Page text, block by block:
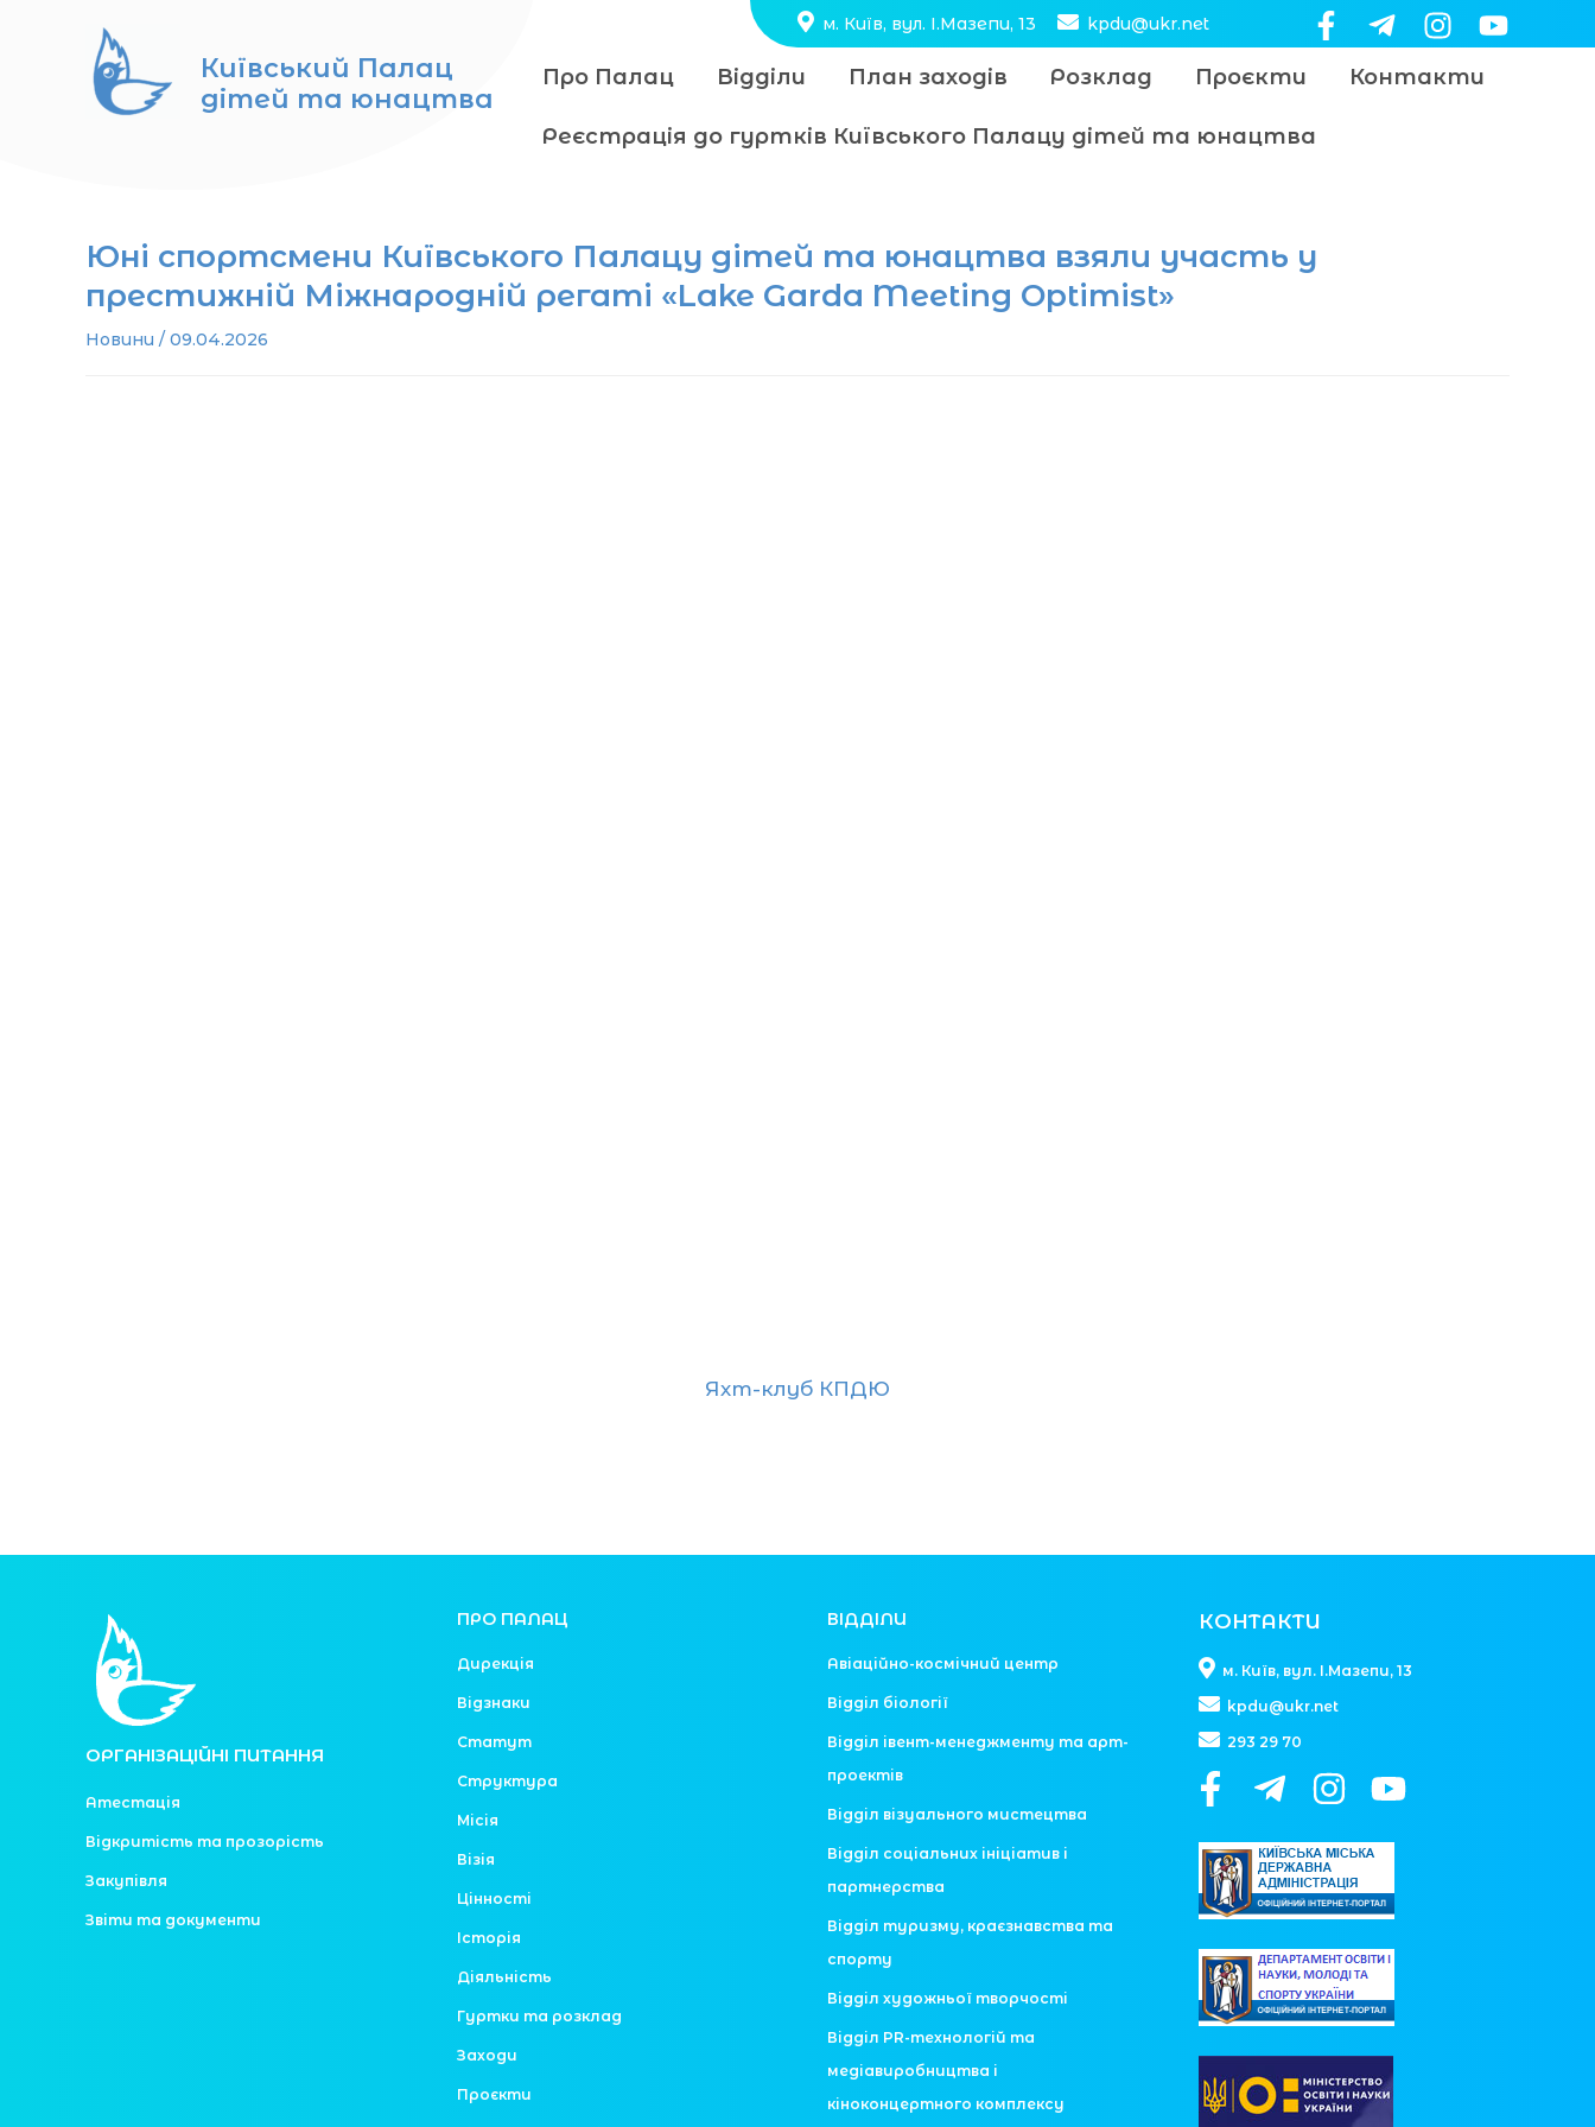
м. Київ, вул. І.Мазепи, 13 kpdu@ukr.net
Київський Палац
дітей та юнацтва
Про Палац Відділи План заходів Розклад Проєкти Контакти
Реєстрація до гуртків Київського Палацу дітей та юнацтва
Юні спортсмени Київського Палацу дітей та юнацтва взяли участь у
престижній Міжнародній регаті «Lake Garda Meeting Optimist»
Новини / 09.04.2026
Яхт-клуб КПДЮ
ОРГАНІЗАЦІЙНІ ПИТАННЯ
Атестація
Відкритість та прозорість
Закупівля
Звіти та документи
ПРО ПАЛАЦ
Дирекція
Відзнаки
Статут
Структура
Місія
Візія
Цінності
Історія
Діяльність
Гуртки та розклад
Заходи
Проєкти
ВІДДІЛИ
Авіаційно-космічний центр
Відділ біології
Відділ івент-менеджменту та арт-
проектів
Відділ візуального мистецтва
Відділ соціальних ініціатив і
партнерства
Відділ туризму, краєзнавства та
спорту
Відділ художньої творчості
Відділ PR-технологій та
медіавиробництва і
кіноконцертного комплексу
КОНТАКТИ
м. Київ, вул. І.Мазепи, 13
kpdu@ukr.net
293 29 70